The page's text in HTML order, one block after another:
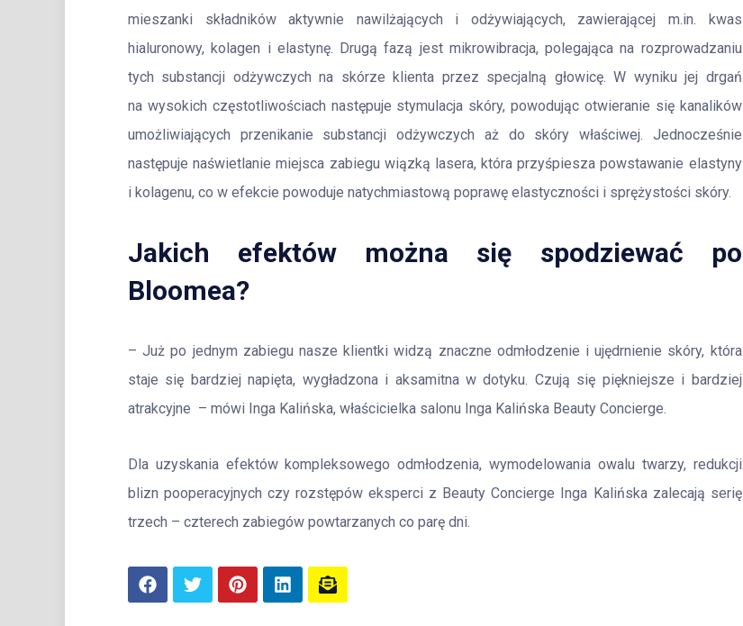
mieszanki składników aktywnie nawilżających i odżywiających, zawierającej m.in. kwas
hialuronowy, kolagen i elastynę. Drugą fazą jest mikrowibracja, polegająca na rozprowadzaniu
tych substancji odżywczych na skórze klienta przez specjalną głowicę. W wyniku jej drgań
na wysokich częstotliwościach następuje stymulacja skóry, powodując otwieranie się kanalików
umożliwiających przenikanie substancji odżywczych aż do skóry właściwej. Jednocześnie
następuje naświetlanie miejsca zabiegu wiązką lasera, która przyśpiesza powstawanie elastyny
i kolagenu, co w efekcie powoduje natychmiastową poprawę elastyczności i sprężystości skóry.
Jakich efektów można się spodziewać po
Bloomea?
– Już po jednym zabiegu nasze klientki widzą znaczne odmłodzenie i ujędrnienie skóry, która
staje się bardziej napięta, wygładzona i aksamitna w dotyku. Czują się piękniejsze i bardziej
atrakcyjne – mówi Inga Kalińska, właścicielka salonu Inga Kalińska Beauty Concierge.
Dla uzyskania efektów kompleksowego odmłodzenia, wymodelowania owalu twarzy, redukcji
blizn pooperacyjnych czy rozstępów eksperci z Beauty Concierge Inga Kalińska zalecają serię
trzech – czterech zabiegów powtarzanych co parę dni.